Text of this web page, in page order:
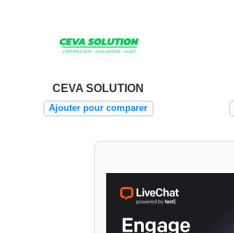
CEVA SOLUTION
Ajouter pour comparer